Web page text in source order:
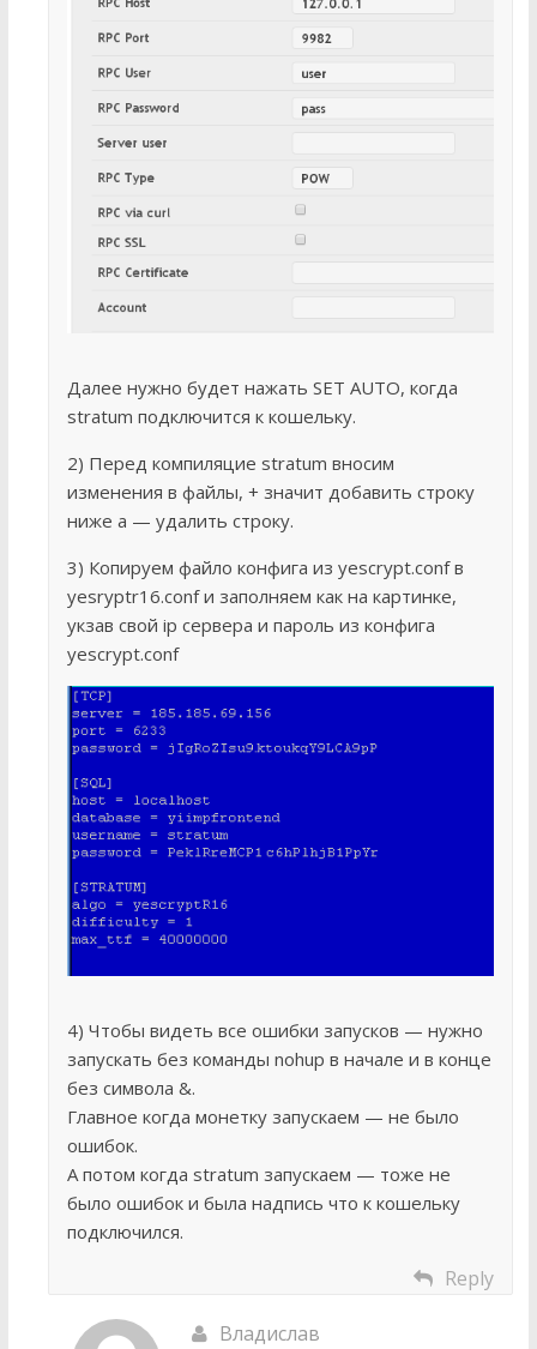
Далее нужно будет нажать SET AUTO, когда
stratum подключится к кошельку.
2) Перед компиляцие stratum вносим
изменения в файлы, + значит добавить строку
ниже а — удалить строку.
3) Копируем файло конфига из yescrypt.conf в
yesryptr16.conf и заполняем как на картинке,
укзав свой ip сервера и пароль из конфига
yescrypt.conf
4) Чтобы видеть все ошибки запусков — нужно
запускать без команды nohup в начале и в конце
без символа &.
Главное когда монетку запускаем — не было
ошибок.
А потом когда stratum запускаем — тоже не
было ошибок и была надпись что к кошельку
подключился.
Reply
Владислав